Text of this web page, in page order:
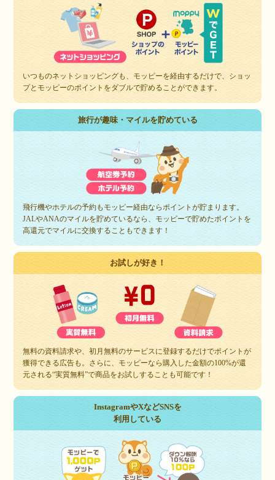
いつものネットショッピングも、モッピーを経由するだけで、ショッ
プとモッピーのポイントをダブルで貯めることができます。
旅行が趣味・マイルを貯めている
飛行機やホテルの予約もモッピー経由ならポイントが貯まります。
JALやANAのマイルを貯めているなら、モッピーで貯めたポイントを
高還元でマイルに交換することもできます！
お試しが好き！
無料の資料請求や、初月無料のサービスに登録するだけでポイントが
獲得できる広告も。さらに、モッピーなら購入した金額の100%が還
元される“実質無料”で商品をお試しすることも可能です！
InstagramやXなどSNSを
利用している